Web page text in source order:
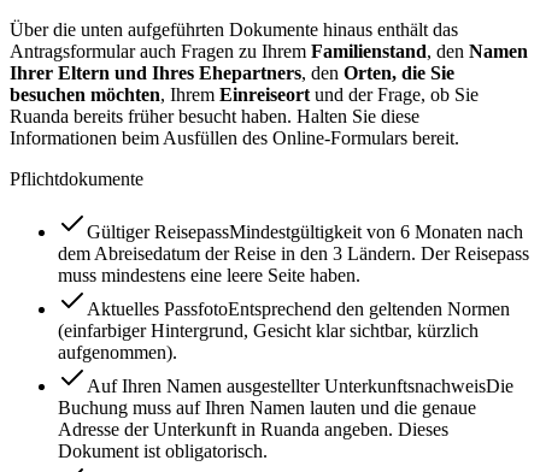
Über die unten aufgeführten Dokumente hinaus enthält das
Antragsformular auch Fragen zu Ihrem Familienstand, den Namen
Ihrer Eltern und Ihres Ehepartners, den Orten, die Sie
besuchen möchten, Ihrem Einreiseort und der Frage, ob Sie
Ruanda bereits früher besucht haben. Halten Sie diese
Informationen beim Ausfüllen des Online-Formulars bereit.
Pflichtdokumente
Gültiger ReisepassMindestgültigkeit von 6 Monaten nach
dem Abreisedatum der Reise in den 3 Ländern. Der Reisepass
muss mindestens eine leere Seite haben.
Aktuelles PassfotoEntsprechend den geltenden Normen
(einfarbiger Hintergrund, Gesicht klar sichtbar, kürzlich
aufgenommen).
Auf Ihren Namen ausgestellter UnterkunftsnachweisDie
Buchung muss auf Ihren Namen lauten und die genaue
Adresse der Unterkunft in Ruanda angeben. Dieses
Dokument ist obligatorisch.